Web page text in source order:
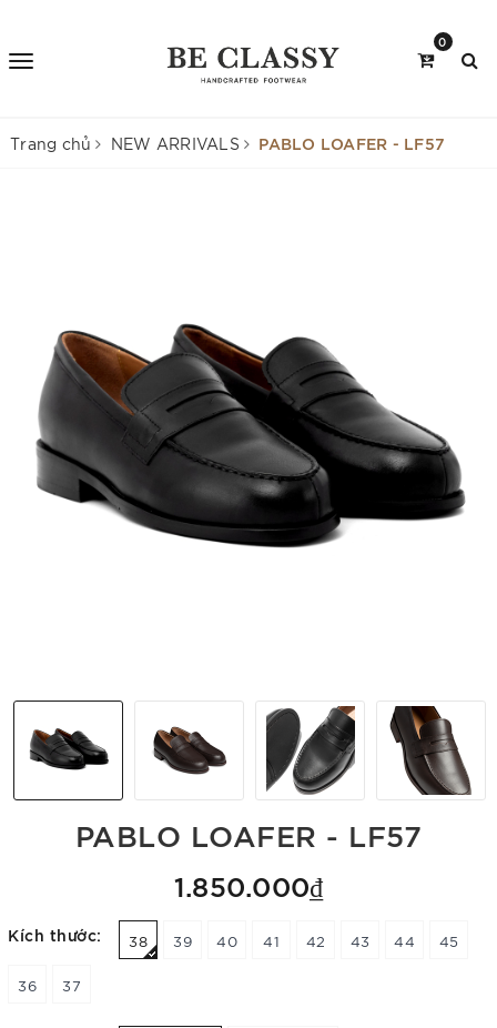
0
Trang chủ NEW ARRIVALS PABLO LOAFER - LF57
PABLO LOAFER - LF57
1.850.000₫
Kích thước: 38 39 40 41 42 43 44 45
36 37